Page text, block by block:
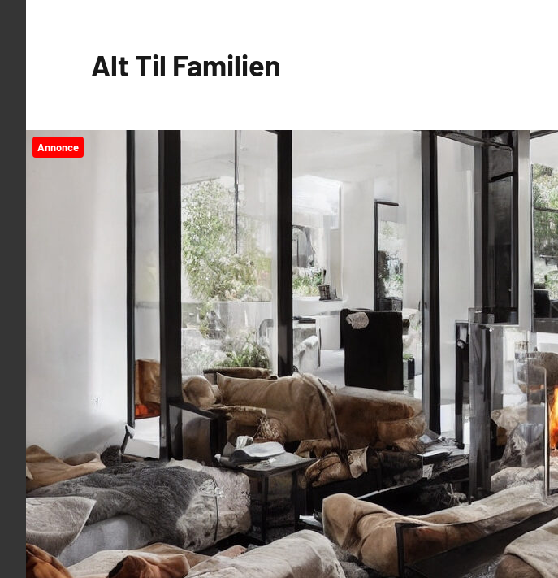
Alt Til Familien
Annonce